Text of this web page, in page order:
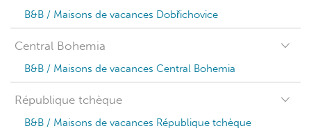
B&B / Maisons de vacances Dobřichovice
Central Bohemia
B&B / Maisons de vacances Central Bohemia
République tchèque
B&B / Maisons de vacances République tchèque